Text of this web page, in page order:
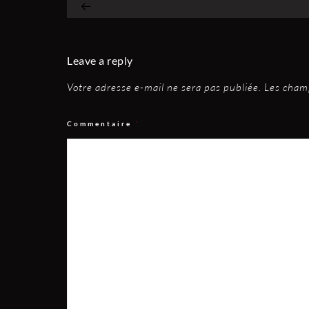
Leave a reply
Votre adresse e-mail ne sera pas publiée. Les
Commentaire *